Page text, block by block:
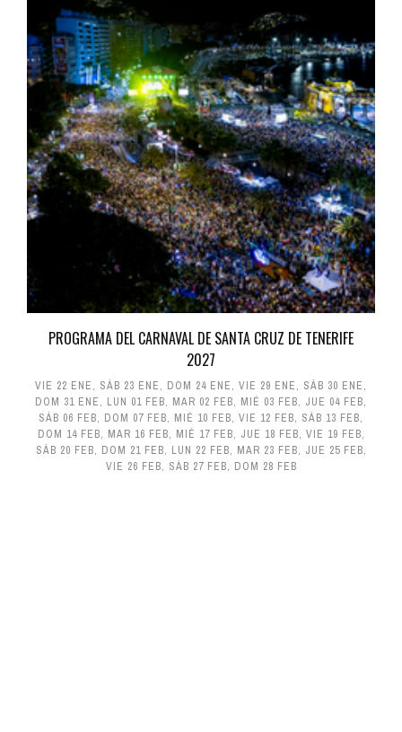
PROGRAMA DEL CARNAVAL DE SANTA CRUZ DE TENERIFE
2027
VIE 22 ENE, SÁB 23 ENE, DOM 24 ENE, VIE 29 ENE, SÁB 30 ENE,
DOM 31 ENE, LUN 01 FEB, MAR 02 FEB, MIÉ 03 FEB, JUE 04 FEB,
SÁB 06 FEB, DOM 07 FEB, MIÉ 10 FEB, VIE 12 FEB, SÁB 13 FEB,
DOM 14 FEB, MAR 16 FEB, MIÉ 17 FEB, JUE 18 FEB, VIE 19 FEB,
SÁB 20 FEB, DOM 21 FEB, LUN 22 FEB, MAR 23 FEB, JUE 25 FEB,
VIE 26 FEB, SÁB 27 FEB, DOM 28 FEB